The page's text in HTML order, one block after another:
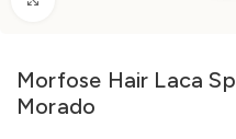
Morfose Hair Laca
Morado